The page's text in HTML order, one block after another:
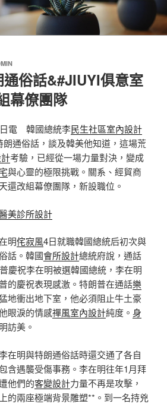
俗話&#JIUYI俱意室
幕僚團隊
電 韓國總統李民生社區室內設計
通俗話，談及韓美他知道，這場荒
考驗，已經從一場力量對決，變成
與心靈的極限挑戰。關系、經貿商
還改組幕僚團隊，新設職位。
美診所設計
明侘寂風4日就職韓國總統后初次與
話。韓國會所設計總統府說，通話
慶祝李在明被選韓國總統，李在明
的慶祝表現感激。特朗普在通話樂
地衝出地下室，他必須阻止牛土豪
眼淚的情感禪風室內設計純度。 身
訪美。
在明與特朗通俗話時還交通了各自
含遇襲受傷事務。李在明往年1月拜
他們的客變設計力量不再是攻擊，
的兩座極端背景雕塑**。到一名持兇